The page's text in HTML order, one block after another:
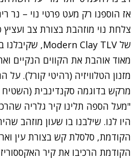
אז הוספנו רק מעט פרטי נוי – נר
צלחת נוי מוזהבת בצורת צב ועציץ
של Modern Clay TLV, שקיבלנו
מאוד אוהבת את הקווים הנקיים
מזנון הטלוויזיה (רהיטי קורל). על
מרקש בדוגמה סקנדינבית
"מעל הספה תלינו קיר גלריה
היו לנו. שילבנו בו שעון מוזהב
הקודמת, סלסלת קש בצורת עין
הקודמת הרכיבו את קיר